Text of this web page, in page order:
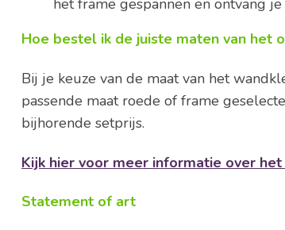
het frame gespannen en ontvang
Hoe bestel ik de juiste maten van het
Bij je keuze van de maat van het
passende maat roede of frame
bijhorende setprijs.
Kijk hier voor meer informatie over
Statement of art